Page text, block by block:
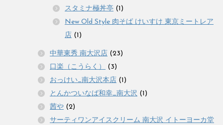
スタミナ極丼亭 (1)
New Old Style 肉そば けいすけ 東京ミートレア
店 (1)
中華東秀 南大沢店 (23)
口楽（こうらく）
(3)
おっけい_南大沢本店 (1)
とんかついなば和幸_南大沢 (1)
茜や (2)
サーティワンアイスクリーム 南大沢 イトーヨーカ堂